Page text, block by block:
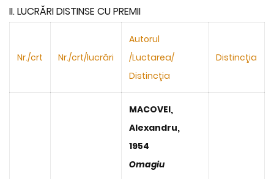
II. LUCRĂRI DISTINSE CU PREMII
Nr./crt Nr./crt/lucrări
Autorul
/Luctarea/
Distincţia
Distincţia
MACOVEI,
Alexandru,
1954
Omagiu